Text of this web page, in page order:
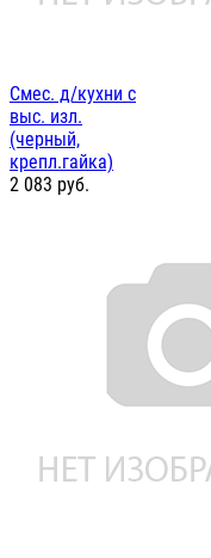
Смес. д/кухни с
выс. изл.
(черный,
крепл.гайка)
2 083 руб.